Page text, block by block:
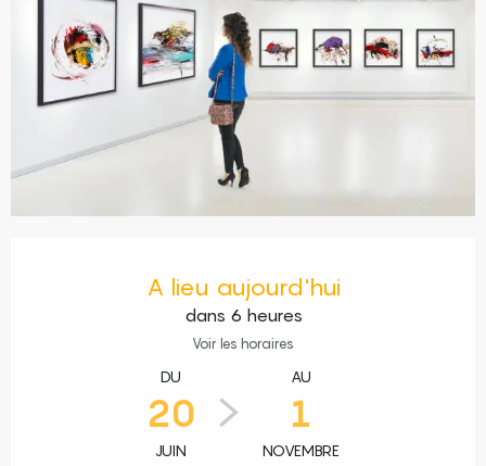
A lieu aujourd'hui
dans 6 heures
Voir les horaires
DU
20
JUIN
AU
1
NOVEMBRE